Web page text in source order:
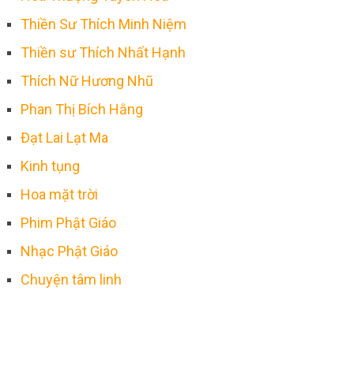
Thiền Sư Thích Minh Niệm
Thiền sư Thích Nhất Hạnh
Thích Nữ Hương Nhũ
Phan Thị Bích Hằng
Đạt Lai Lạt Ma
Kinh tụng
Hoa mặt trời
Phim Phật Giáo
Nhạc Phật Giáo
Chuyện tâm linh